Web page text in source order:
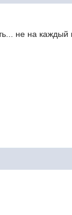
не на